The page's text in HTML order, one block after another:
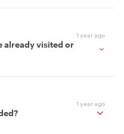
1 year ago
already visited or
1 year ago